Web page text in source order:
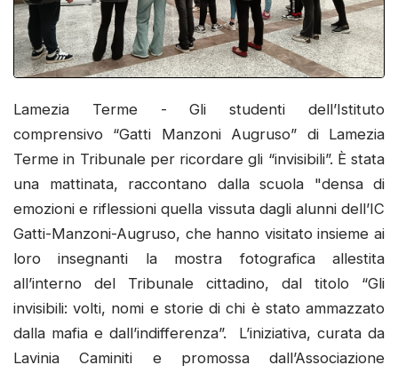
Lamezia Terme - Gli studenti dell’Istituto
comprensivo “Gatti Manzoni Augruso” di Lamezia
Terme in Tribunale per ricordare gli “invisibili”. È stata
una mattinata, raccontano dalla scuola "densa di
emozioni e riflessioni quella vissuta dagli alunni dell’IC
Gatti-Manzoni-Augruso, che hanno visitato insieme ai
loro insegnanti la mostra fotografica allestita
all’interno del Tribunale cittadino, dal titolo “Gli
invisibili: volti, nomi e storie di chi è stato ammazzato
dalla mafia e dall’indifferenza”. L’iniziativa, curata da
Lavinia Caminiti e promossa dall’Associazione